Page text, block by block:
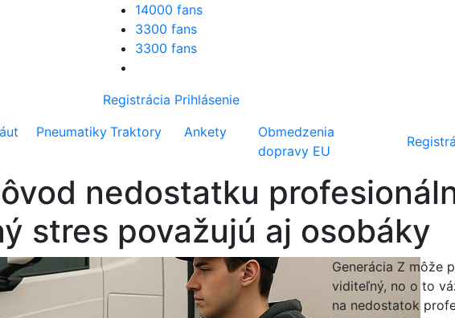
14000 fans
3300 fans
3300 fans
Registrácia Prihlásenie
Pneumatiky Traktory Ankety
Obmedzenia
dopravy EU
nedostatku
stres považujú aj osobáky
Generácia Z môže
viditeľný, no o to
na nedostatok